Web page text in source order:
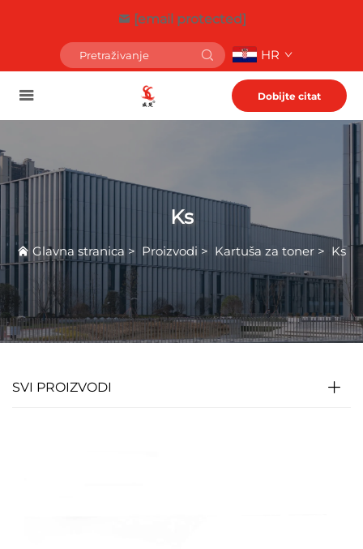
[email protected]
HR
Dobijte citat
Ks
Glavna stranica > Proizvodi > Kartuša za toner > Ks
SVI PROIZVODI